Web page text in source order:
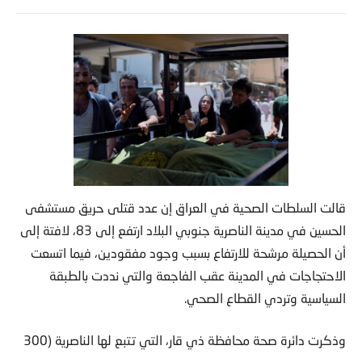
قالت السلطات الصحية في العراق إن عدد قتلى حريق مستشفى
الحسين في مدينة الناصرية جنوبي البلاد ارتفع إلى 83، لافتة إلى
أن الحصيلة مرشحة للارتفاع بسبب وجود مفقودين، فيما اتسعت
الاحتجاجات في المدينة عقب الفاجعة والتي نددت بالطبقة
السياسية وتردي القطاع الصحي.
وذكرت دائرة صحة محافظة ذي قار، التي تتبع لها الناصرية (300